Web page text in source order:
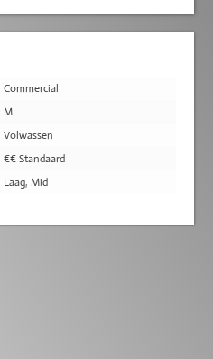
Commercial
M
Volwassen
€€ Standaard
Laag, Mid